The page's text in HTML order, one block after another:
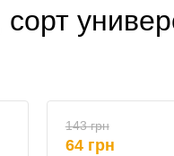
143 грн
64 грн